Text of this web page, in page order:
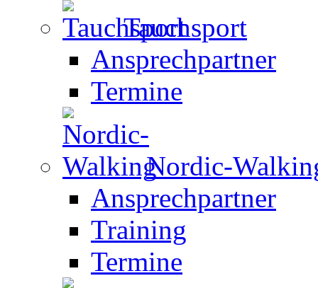
Tauchsport
Ansprechpartner
Termine
Nordic-
Ansprechpartner
Training
Termine